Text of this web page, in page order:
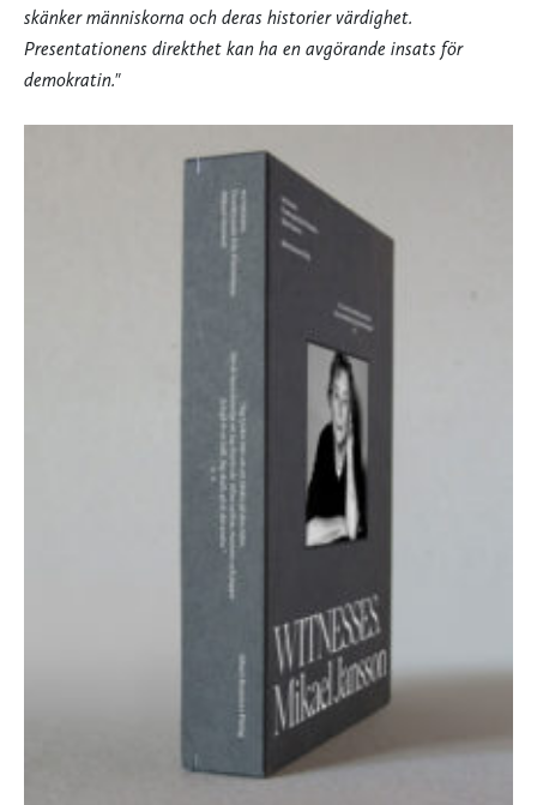
skänker människorna och deras historier värdighet.
Presentationens direkthet kan ha en avgörande insats för
demokratin."